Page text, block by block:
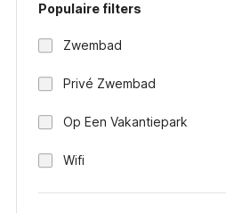
Populaire filters
Zwembad
Privé Zwembad
Op Een Vakantiepark
Wifi